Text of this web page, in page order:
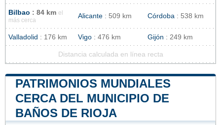
Bilbao : 84 km el
más cerca
Alicante : 509 km Córdoba : 538 km
Valladolid : 176 km Vigo : 476 km Gijón : 249 km
Distancia calculada en línea recta
PATRIMONIOS MUNDIALES
CERCA DEL MUNICIPIO DE
BAÑOS DE RIOJA